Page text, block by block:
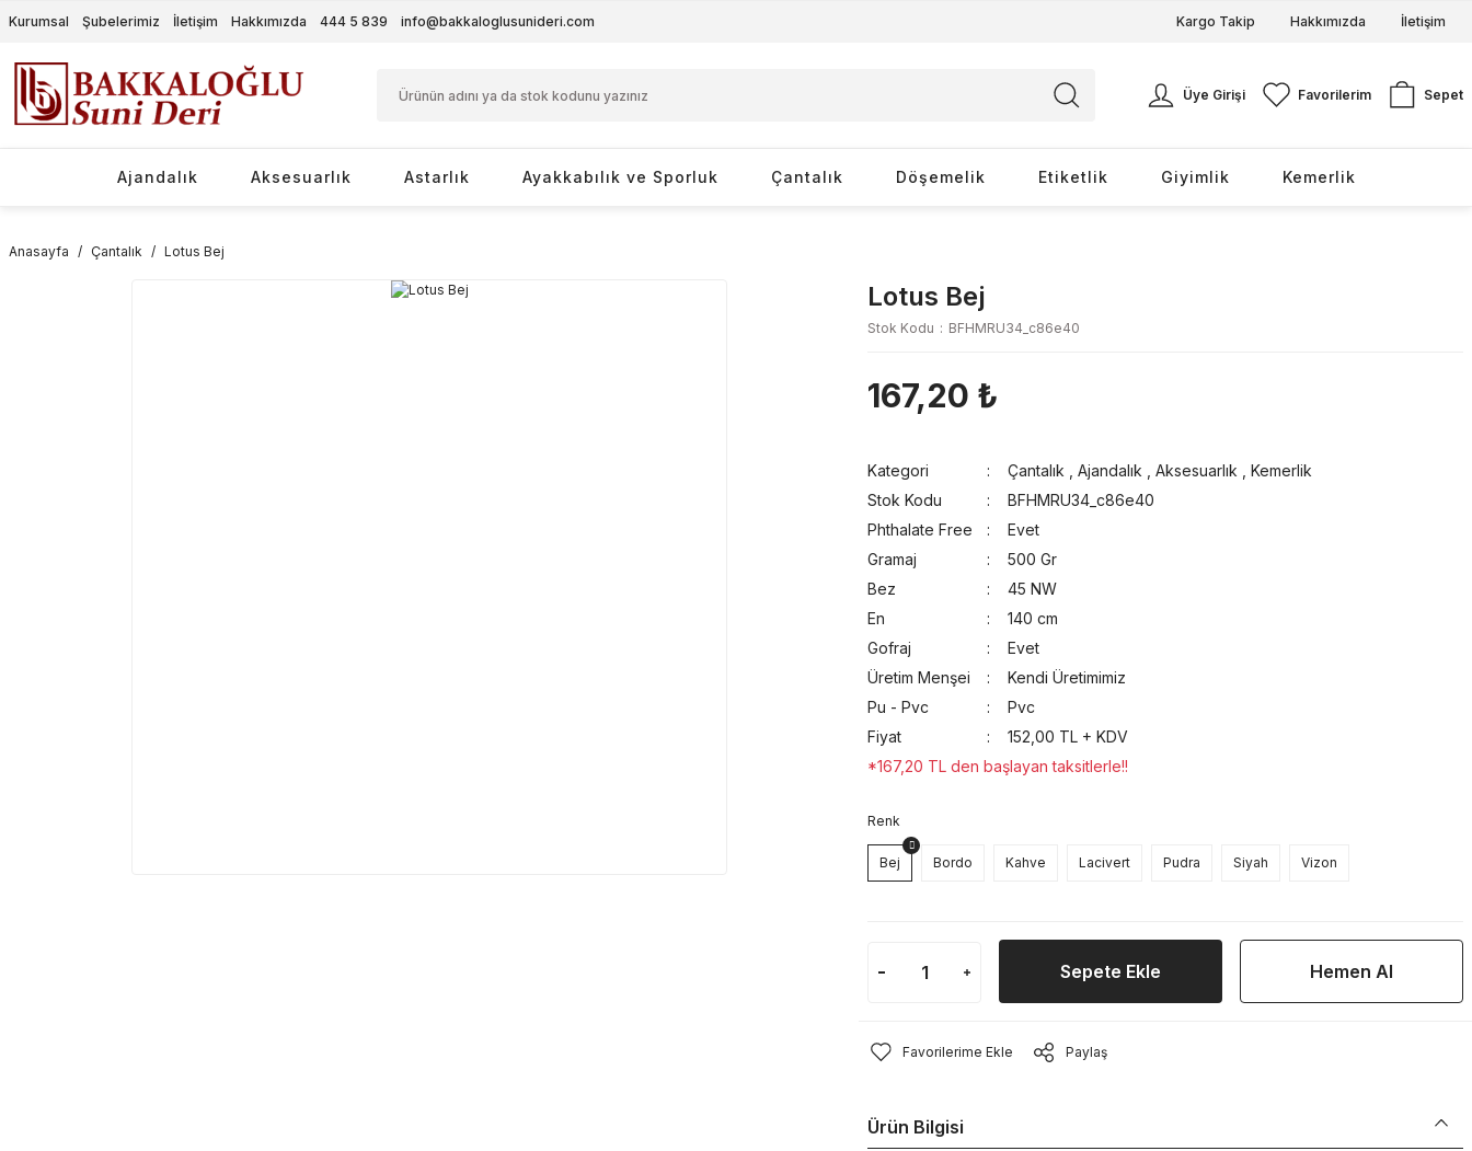
Kurumsal Şubelerimiz İletişim Hakkımızda 444 5 839 info@bakkaloglusunideri.com Kargo Takip Hakkımızda İletişim
Üye Girişi Favorilerim Sepet
Ajandalık Aksesuarlık Astarlık Ayakkabılık ve Sporluk Çantalık Döşemelik Etiketlik Giyimlik Kemerlik
Anasayfa Çantalık Lotus Bej
Lotus Bej
Stok Kodu BFHMRU34_c86e40
167,20 ₺
Kategori Çantalık Ajandalık Aksesuarlık
Kemerlik
Stok Kodu
BFHMRU34_c86e40
Phthalate Free
Evet
Gramaj
500 Gr
Bez
45 NW
En
140 cm
Gofraj
Evet
Üretim Menşei
Kendi Üretimimiz
Pu - Pvc
Pvc
Fiyat
152,00 TL + KDV
*167,20 TL den başlayan taksitlerle!!
Renk
Bej Bordo Kahve Lacivert Pudra Siyah Vizon
Sepete Ekle Hemen Al
Paylaş
Ürün Bilgisi